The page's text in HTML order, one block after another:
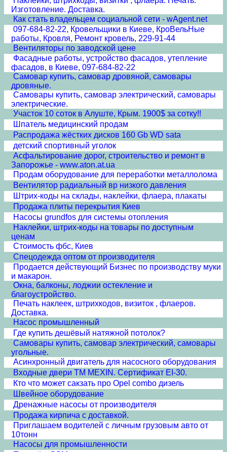
Изготовление. Доставка.
Как стать владельцем социальной сети - wAgent.net
097-684-82-22, Кровельщики в Киеве, КроВельНые
работы, Кровля, Ремонт кровель, 229-91-44
Вентиляторы по заводской цене
Фасадные работы, устройство фасадов, утепление
фасадов, в Киеве, 097-684-82-22
Самовар купить, самовар дровяной, самовары
дровяные.
Самовары купить, самовар электрический, самовары
электрические.
Участок 10 соток в Алуште, Крым. 1900$ за сотку!!
Шпатель медицинский продам
Распродажа жёстких дисков 160 Gb WD sata
детский спортивный уголок
Асфальтирование дорог, строительство и ремонт в
Запорожье - www.aton.at.ua
Продам оборудование для переработки металлолома
Вентилятор радиальный вр низкого давления
Штрих-коды на склады, наклейки, флаера, плакаты
Продажа плиты перекрытия Киев
Насосы grundfos для системы отопления
Наклейки, штрих-коды на товары по доступным
ценам
Стоимость фбс, Киев
Спецодежда оптом от производителя
Продается действующий Бизнес по производству муки
и макарон.
Окна, балконы, лоджии остекление и
благоустройство.
Печать наклеек, штрихкодов, визиток , флаеров.
Доставка.
Насос промышленный
Где купить дешёвый натяжной потолок?
Самовары купить, самовар электрический, самовары
угольные.
Асинхронный двигатель для насосного оборудования
Входные двери ТМ MEXIN. Сертификат EI-30.
Кто что может сакзать про Opel combo дизель
Швейное оборудование
Дренажные насосы от производителя
Продажа кирпича с доставкой.
Приглашаем водителей с личным грузовым авто от
10тонн
Насосы для промышленности